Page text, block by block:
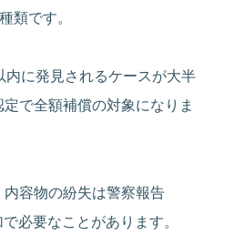
類です。
内に発見されるケースが大半
で全額補償の対象になりま
容物の紛失は警察報告
必要なことがあります。